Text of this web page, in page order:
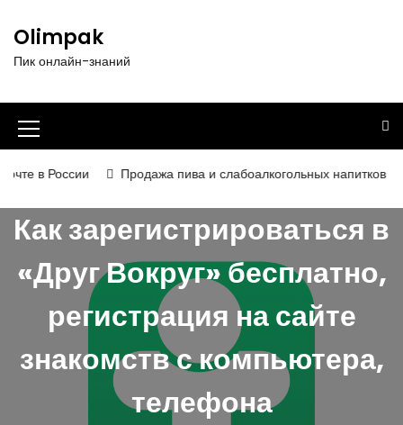
т
к
д
Olimpak
Пик онлайн-знаний
И
к
о
н
а
е
н
Продажа пива и слабоалкогольных напитков в 2026
Как зарегистрироваться в
«Друг Вокруг» бесплатно,
регистрация на сайте
знакомств с компьютера,
телефона